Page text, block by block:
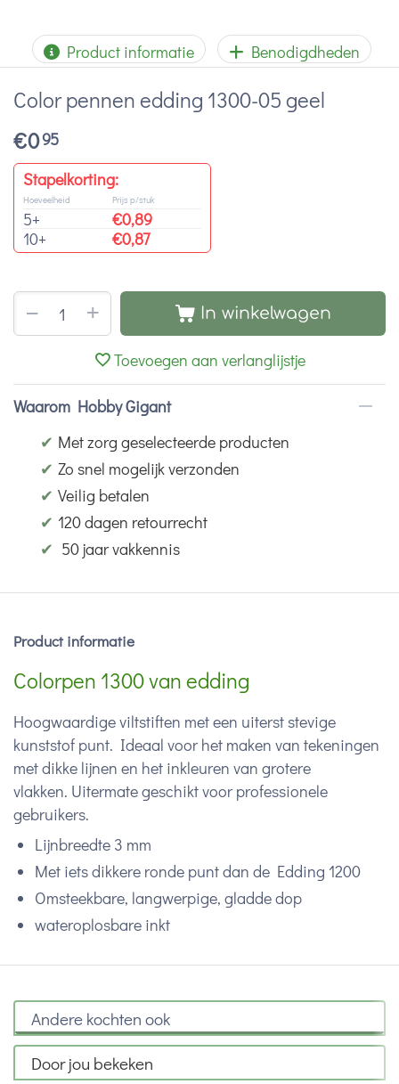
Product informatie Benodigdheden
Color pennen edding 1300-05 geel
€095
Stapelkorting:
Hoeveelheid
5+
10+
Prijs p/stuk
€0,89
€0,87
+
− In winkelwagen
Toevoegen aan verlanglijstje
Waarom Hobby Gigant
✔ Met zorg geselecteerde producten
✔ Zo snel mogelijk verzonden
✔ Veilig betalen
✔ 120 dagen retourrecht
✔ 50 jaar vakkennis
Product informatie
Colorpen 1300 van edding
Hoogwaardige viltstiften met een uiterst stevige
kunststof punt. Ideaal voor het maken van tekeningen
met dikke lijnen en het inkleuren van grotere
vlakken. Uitermate geschikt voor professionele
gebruikers.
Lijnbreedte 3 mm
Met iets dikkere ronde punt dan de Edding 1200
Omsteekbare, langwerpige, gladde dop
wateroplosbare inkt
Andere kochten ook
Door jou bekeken